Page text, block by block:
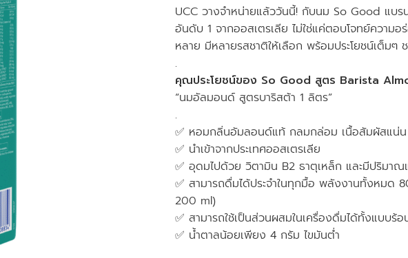
UCC วางจำหน่ายแล้ววันนี้! กับนม So Good แ
อันดับ 1 จากออสเตรเลีย ไม่ใช่แค่ตอบโจทย์ความ
หลาย มีหลายรสชาติให้เลือก พร้อมประโยชน์เต็ม
.
คุณประโยชน์ของ So Good สูตร Barista
“นมอัลมอนด์ สูตรบาริสต้า 1 ลิตร”
.
✅ หอมกลิ่นอัมลอนด์แท้ กลมกล่อม เนื้อสัมผัสแน่
✅ นำเข้าจากประเทศออสเตรเลีย
✅ อุดมไปด้วย วิตามิน B2 ธาตุเหล็ก และมีปริมาณ
✅ สามารถดื่มได้ประจำในทุกมื้อ พลังงานทั้งหมด
200 ml)
✅ สามารถใช้เป็นส่วนผสมในเครื่องดื่มได้ทั้งแบบร้
✅ น้ำตาลน้อยเพียง 4 กรัม ไขมันต่ำ